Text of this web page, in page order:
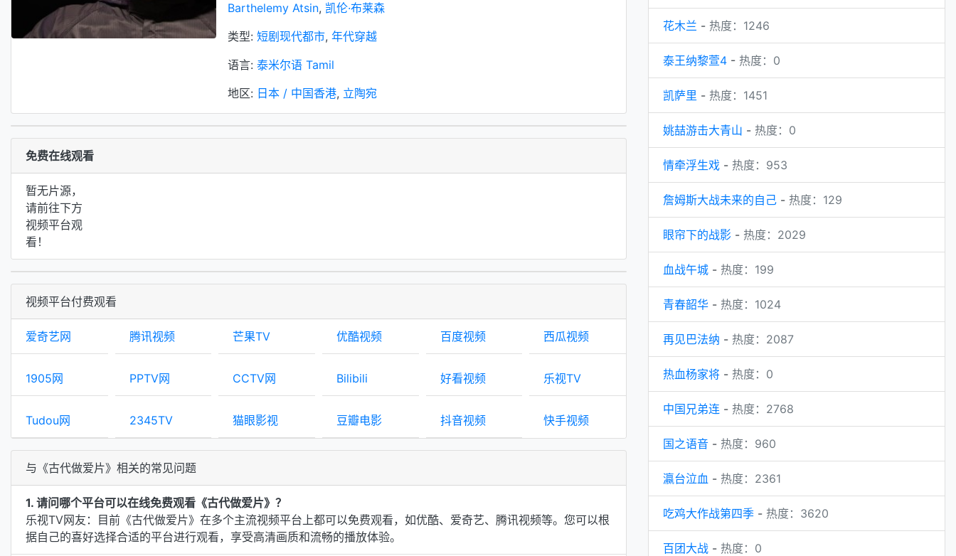
Barthelemy Atsin, 凯伦·布莱森
类型: 短剧现代都市, 年代穿越
语言: 泰米尔语 Tamil
地区: 日本 / 中国香港, 立陶宛
免费在线观看
暂无片源，
请前往下方
视频平台观
看！
视频平台付费观看
爱奇艺网 腾讯视频 芒果TV 优酷视频 百度视频 西瓜视频
1905网 PPTV网 CCTV网 Bilibili 好看视频 乐视TV
Tudou网 2345TV 猫眼影视 豆瓣电影 抖音视频 快手视频
与《古代做爱片》相关的常见问题
1. 请问哪个平台可以在线免费观看《古代做爱片》？
乐视TV网友：目前《古代做爱片》在多个主流视频平台上都可以免费观看，如优酷、爱奇艺、腾讯视频等。您可以根
据自己的喜好选择合适的平台进行观看，享受高清画质和流畅的播放体验。
花木兰 - 热度：1246
泰王纳黎萱4 - 热度：0
凯萨里 - 热度：1451
姚喆游击大青山 - 热度：0
情牵浮生戏 - 热度：953
詹姆斯大战未来的自己 - 热度：129
眼帘下的战影 - 热度：2029
血战午城 - 热度：199
青春韶华 - 热度：1024
再见巴法纳 - 热度：2087
热血杨家将 - 热度：0
中国兄弟连 - 热度：2768
国之语音 - 热度：960
瀛台泣血 - 热度：2361
吃鸡大作战第四季 - 热度：3620
百团大战 - 热度：0